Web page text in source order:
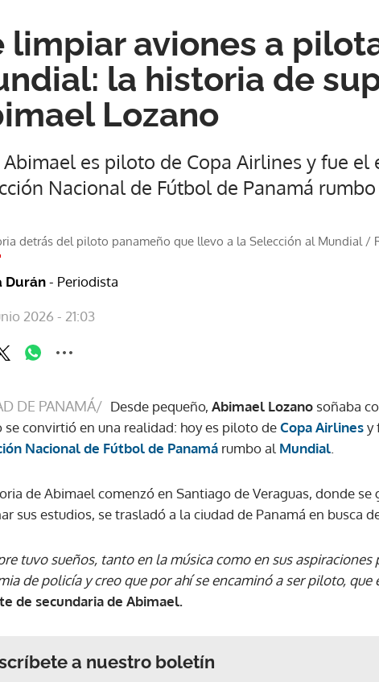
limpiar aviones a
la historia de
Lozano
Abimael es piloto de Copa Airlines y fue
Nacional de Fútbol de Panamá
detrás del piloto panameño que llevo a la Selección al Mundial/
Durán - Periodista
2026 - 21:03
DE PANAMÁ/ Desde pequeño, Abimael Lozano soñaba
se convirtió en una realidad: hoy es piloto deCopa Airlinesy
Nacional de Fútbol de Panamá rumbo al Mundial
de Abimael comenzó en Santiago de Veraguas, donde
sus estudios, se trasladó a la ciudad de Panamá en busca
tuvo sueños, tanto en la música como en sus
de policía y creo que por ahí se encaminó a ser piloto, que
de secundaria de Abimael.
a nuestro boletín